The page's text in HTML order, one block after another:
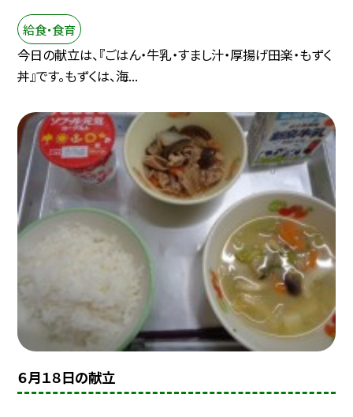
給食・食育
今日の献立は、『ごはん・牛乳・すまし汁・厚揚げ田楽・もずく
丼』です。もずくは、海...
６月１８日の献立